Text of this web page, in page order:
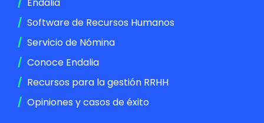
Software de Recursos Humanos
Servicio de Nómina
Conoce Endalia
Recursos para la gestión RRHH
Opiniones y casos de éxito